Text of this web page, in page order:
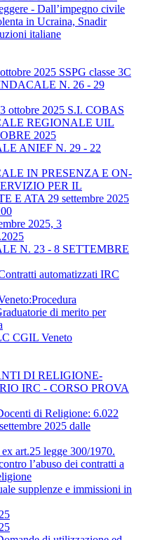
- Dall’impegno civile
in Ucraina, Snadir
italiane
2025 SSPG classe 3C
N. 26 - 29
ottobre 2025 S.I. COBAS
REGIONALE UIL
2025
ANIEF N. 29 - 22
IN PRESENZA E ON-
PER IL
E ATA 29 settembre 2025
2025, 3
N. 23 - 8 SETTEMBRE
automatizzati IRC
di merito per
CGIL Veneto
DI RELIGIONE-
IRC - CORSO PROVA
di Religione: 6.022
2025 dalle
art.25 legge 300/1970.
l’abuso dei contratti a
supplenze e immissioni in